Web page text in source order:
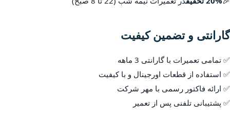
گارانتی و تضمین کیفیت
✅ تمامی تعمیرات با گارانتی 3 ماهه
✅ استفاده از قطعات اورجینال و با کیفیت
✅ ارائه فاکتور رسمی با مهر شرکت
✅ پشتیبانی تلفنی پس از تعمیر